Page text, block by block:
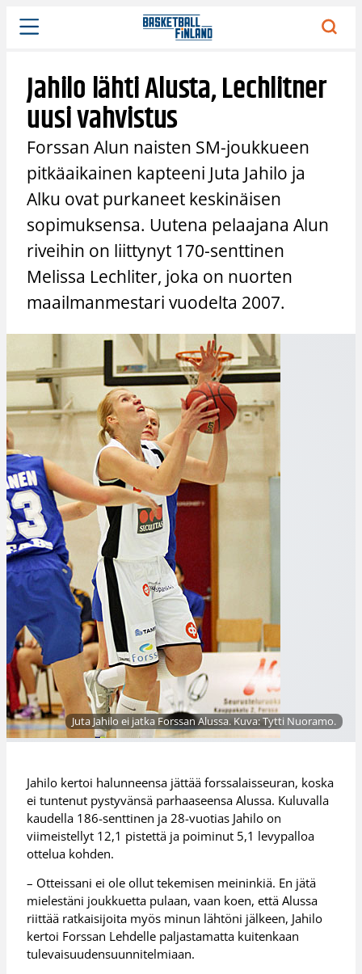
Siirry
sisältöön
Jahilo lähti Alusta, Lechlitner
uusi vahvistus
Forssan Alun naisten SM-joukkueen
pitkäaikainen kapteeni Juta Jahilo ja
Alku ovat purkaneet keskinäisen
sopimuksensa. Uutena pelaajana Alun
riveihin on liittynyt 170-senttinen
Melissa Lechliter, joka on nuorten
maailmanmestari vuodelta 2007.
Juta Jahilo ei jatka Forssan Alussa. Kuva: Tytti Nuoramo.
Jahilo kertoi halunneensa jättää forssalaisseuran, koska
ei tuntenut pystyvänsä parhaaseensa Alussa. Kuluvalla
kaudella 186-senttinen ja 28-vuotias Jahilo on
viimeistellyt 12,1 pistettä ja poiminut 5,1 levypalloa
ottelua kohden.
– Otteissani ei ole ollut tekemisen meininkiä. En jätä
mielestäni joukkuetta pulaan, vaan koen, että Alussa
riittää ratkaisijoita myös minun lähtöni jälkeen, Jahilo
kertoi Forssan Lehdelle paljastamatta kuitenkaan
tulevaisuudensuunnitelmiaan.